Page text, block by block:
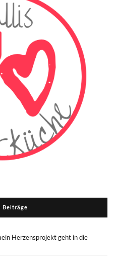
Beiträge
Herzensprojekt geht in die